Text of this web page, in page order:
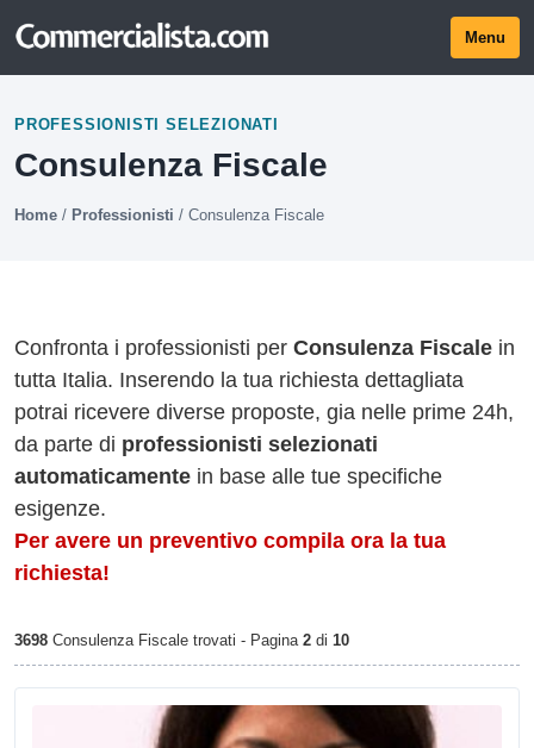
Menu
PROFESSIONISTI SELEZIONATI
Consulenza Fiscale
Home / Professionisti / Consulenza Fiscale
Confronta i professionisti per Consulenza Fiscale in
tutta Italia. Inserendo la tua richiesta dettagliata
potrai ricevere diverse proposte, gia nelle prime 24h,
da parte di professionisti selezionati
automaticamente in base alle tue specifiche
esigenze.
Per avere un preventivo compila ora la tua
richiesta!
3698 Consulenza Fiscale trovati - Pagina 2 di 10